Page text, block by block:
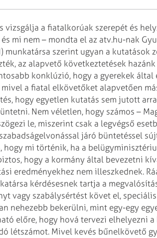
vizsgálja a fiatalkorúak szerepét és
mi nem – mondta el az atv.hu-nak
munkatársa szerint ugyan a kutatások
az alapvető következtetések
konklúzió, hogy a gyerekek
a fiatal elkövetőket alapvetően
hogy egyetlen kutatás sem jutott
Nem véletlen, hogy számos –
le, miszerint csak a legvégső
járó büntetéssel
hogy mi történik, ha a
hogy a kormány által bevezetni
eredményekhez nem illeszkednek.
kérdésesnek tartja a
vagy szabálysértést követ el,
nehezebb bekerülni, mint egy-egy
előre, hogy hová tervezi elhelyezni
létszámot. Mivel kevés bűnelkövető